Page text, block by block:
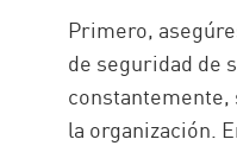
Solución
Primero,
de seguridad de
constantemente,
la organización.